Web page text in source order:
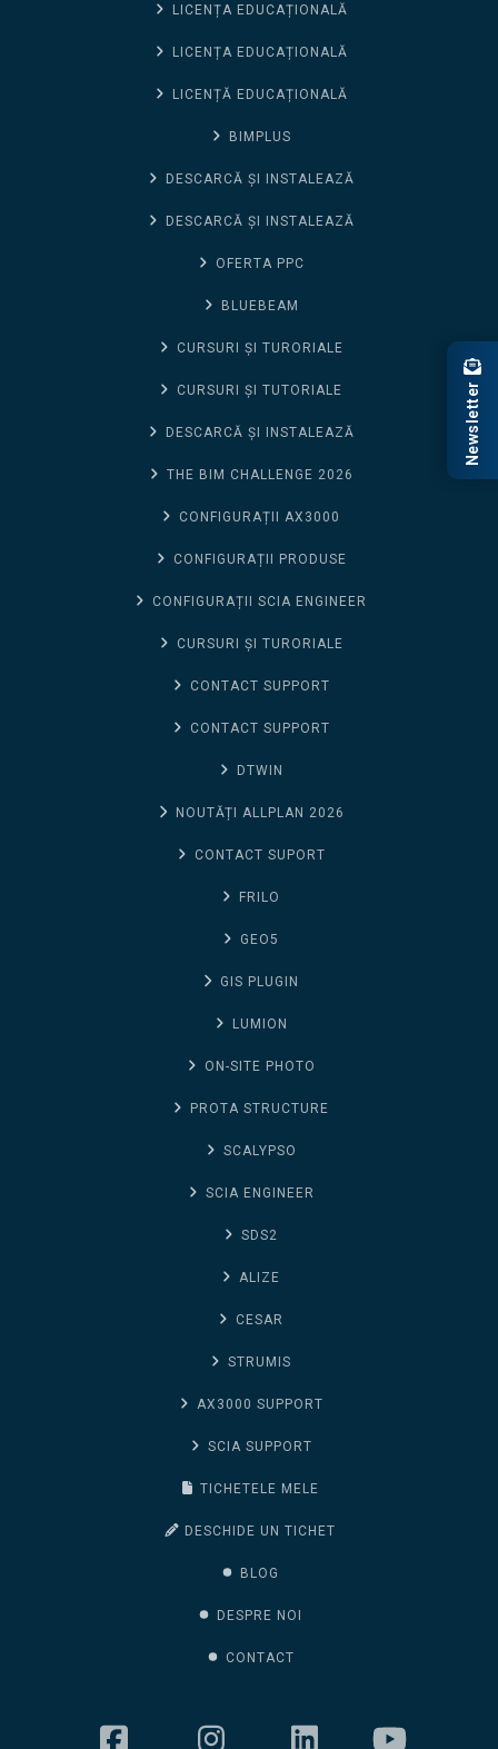
LICENȚA EDUCAȚIONALĂ
LICENȚA EDUCAȚIONALĂ
LICENȚĂ EDUCAȚIONALĂ
BIMPLUS
DESCARCĂ ȘI INSTALEAZĂ
DESCARCĂ ȘI INSTALEAZĂ
OFERTA PPC
BLUEBEAM
CURSURI ȘI TURORIALE
CURSURI ȘI TUTORIALE
DESCARCĂ ȘI INSTALEAZĂ
THE BIM CHALLENGE 2026
CONFIGURAȚII AX3000
CONFIGURAȚII PRODUSE
CONFIGURAȚII SCIA ENGINEER
CURSURI ȘI TURORIALE
CONTACT SUPPORT
CONTACT SUPPORT
DTWIN
NOUTĂȚI ALLPLAN 2026
CONTACT SUPORT
FRILO
GEO5
GIS PLUGIN
LUMION
ON-SITE PHOTO
PROTA STRUCTURE
SCALYPSO
SCIA ENGINEER
SDS2
ALIZE
CESAR
STRUMIS
AX3000 SUPPORT
SCIA SUPPORT
TICHETELE MELE
DESCHIDE UN TICHET
BLOG
DESPRE NOI
CONTACT
Newsletter